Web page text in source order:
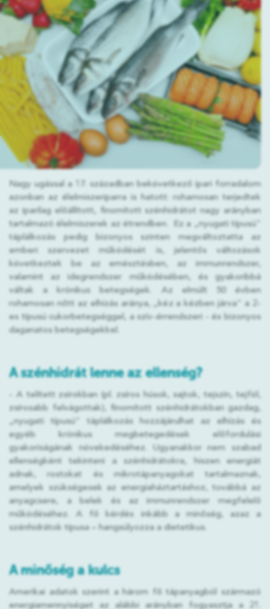
Nagy ugással a 17. században bekövetkező ipari forradalom
azonban az élelmiszeriparra is hatott: rohamosan terjedtek
az iparilag előállított, finomított szénhidrátot nagy arányban
tartalmazó élelmiszerek az étrendben. Ez a „nyugati típusú”
táplálkozás pedig bizonyos szinten megváltoztatta az
emberi szervezet működését is, jelentős változások
következtek be az emésztésben, az immunrendszer,
valamint az idegrendszer működésében, és gyakoribbá
váltak a krónikus betegségek. Az elmúlt 50 évben
rohamosan nőtt az elhízás aránya, „kéz a kézben járva” a 2-
es típusú cukorbetegséggel, a szív-érrendszeri - és bizonyos
daganatos betegségekkel.
A szénhidrát lenne az ellenség?
- A telített zsírokban (pl. zsíros húsok, sajtok, tejszín, tejföl,
zsírosabb felvágottak), finomított szénhidrátokban gazdag,
„nyugati típusú” táplálkozás hozzájárulhat az elhízás és
egyéb krónikus megbetegedések előfordulási
gyakoriságának növekedéséhez. Ugyanakkor nem szabad
ellenségként tekinteni a szénhidrátokra, hiszen energiát
adnak, rostokat és mikrotápanyagokat tartalmaznak,
amelyek szükségesek az energiaháztartáshoz, továbbá az
anyagcsere, a belek és az immunrendszer megfelelő
működéséhez. A fő kérdés inkább a minőség, azaz a
szénhidrátok típusa – hangsúlyozza a dietetikus.
A minőség a kulcs
Amerikai adatok szerint a három fő tápanyagból származó
energiamennyiséget az alábbi arányban fogyasztja a 21.